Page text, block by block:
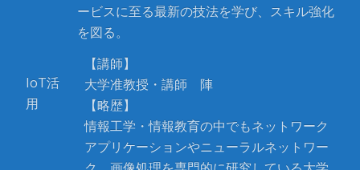
IoT活
用
ービスに至る最新の技法を学び、スキル強化
を図る。
【講師】
大学准教授・講師 陣
【略歴】
情報工学・情報教育の中でもネットワーク
アプリケーションやニューラルネットワー